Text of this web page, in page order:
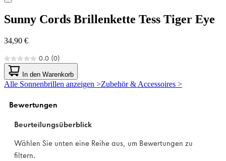
Sunny Cords Brillenkette Tess Tiger Eye
34,90 €
0.0 (0)
0.0
von
5
Sternen.
In den Warenkorb
Alle Sonnenbrillen anzeigen >Zubehör & Accessoires >